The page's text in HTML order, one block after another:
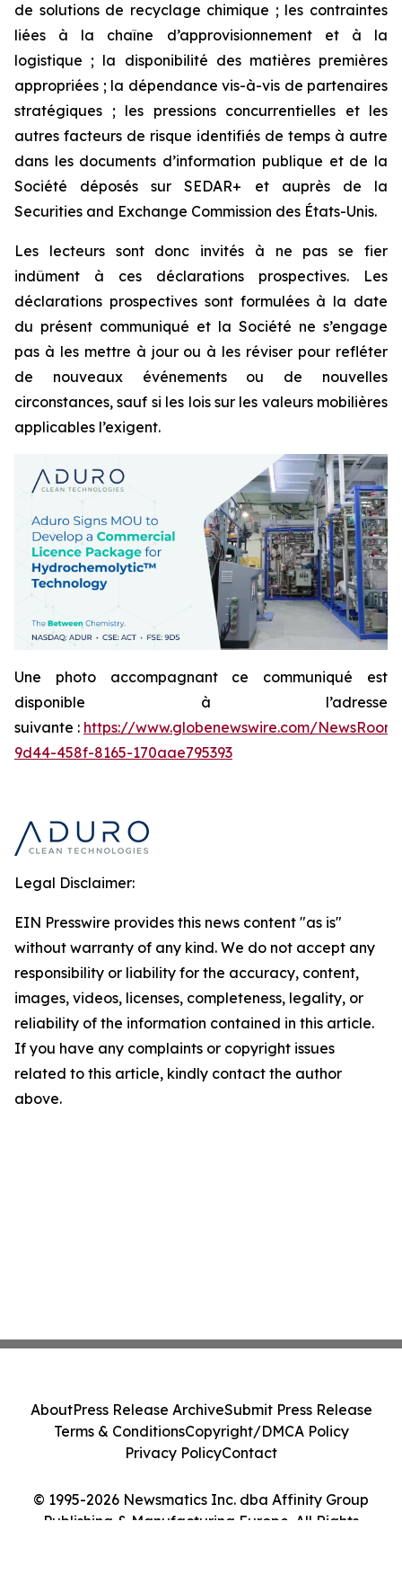
de solutions de recyclage chimique ; les contraintes
liées à la chaîne d’approvisionnement et à la
logistique ; la disponibilité des matières premières
appropriées ; la dépendance vis-à-vis de partenaires
stratégiques ; les pressions concurrentielles et les
autres facteurs de risque identifiés de temps à autre
dans les documents d’information publique et de la
Société déposés sur SEDAR+ et auprès de la
Securities and Exchange Commission des États-Unis.
Les lecteurs sont donc invités à ne pas se fier
indûment à ces déclarations prospectives. Les
déclarations prospectives sont formulées à la date
du présent communiqué et la Société ne s’engage
pas à les mettre à jour ou à les réviser pour refléter
de nouveaux événements ou de nouvelles
circonstances, sauf si les lois sur les valeurs mobilières
applicables l’exigent.
Une photo accompagnant ce communiqué est
disponible à l’adresse
suivante : https://www.globenewswire.com/
9d44-458f-8165-170aae795393
Legal Disclaimer:
EIN Presswire provides this news content "as is"
without warranty of any kind. We do not accept any
responsibility or liability for the accuracy, content,
images, videos, licenses, completeness, legality, or
reliability of the information contained in this article.
If you have any complaints or copyright issues
related to this article, kindly contact the author
above.
© 1995-2026 Newsmatics Inc. dba Affinity Group
Publishing & Manufacturing Europe. All Rights
AboutPress Release ArchiveSubmit Press Release
Terms & ConditionsCopyright/DMCA Policy
Privacy PolicyContact